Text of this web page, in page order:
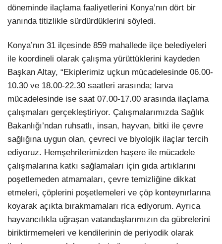
döneminde ilaçlama faaliyetlerini Konya’nın dört bir
yanında titizlikle sürdürdüklerini söyledi.
Konya’nın 31 ilçesinde 859 mahallede ilçe belediyeleri
ile koordineli olarak çalışma yürüttüklerini kaydeden
Başkan Altay, “Ekiplerimiz uçkun mücadelesinde 06.00-
10.30 ve 18.00-22.30 saatleri arasında; larva
mücadelesinde ise saat 07.00-17.00 arasında ilaçlama
çalışmaları gerçekleştiriyor. Çalışmalarımızda Sağlık
Bakanlığı’ndan ruhsatlı, insan, hayvan, bitki ile çevre
sağlığına uygun olan, çevreci ve biyolojik ilaçlar tercih
ediyoruz. Hemşehrilerimizden haşere ile mücadele
çalışmalarına katkı sağlamaları için gıda artıklarını
poşetlemeden atmamaları, çevre temizliğine dikkat
etmeleri, çöplerini poşetlemeleri ve çöp konteynırlarına
koyarak açıkta bırakmamaları rica ediyorum. Ayrıca
hayvancılıkla uğraşan vatandaşlarımızın da gübrelerini
biriktirmemeleri ve kendilerinin de periyodik olarak